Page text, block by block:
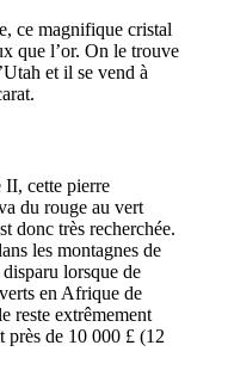
ce magnifique cristal
que l’or. On le trouve
et il se vend à
II, cette pierre
du rouge au vert
donc très recherchée.
les montagnes de
lorsque de
en Afrique de
reste extrêmement
près de 10 000 £ (12